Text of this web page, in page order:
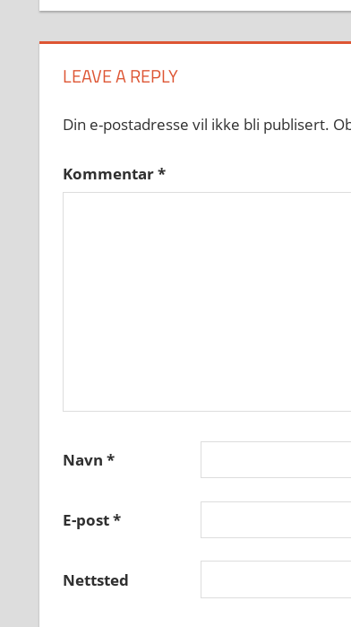
LEAVE A REPLY
Din e-postadresse vil ikke bli publisert.
Kommentar*
Navn *
E-post*
Nettsted